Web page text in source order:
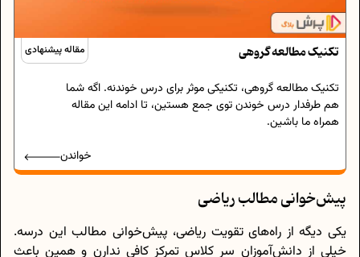
مقاله پیشنهادی تکنیک مطالعه گروهی
تکنیک مطالعه گروهی، تکنیکی موثر برای درس خوندنه. اگه شما
هم طرفدار درس خوندن توی جمع هستین، تا ادامه این مقاله
همراه ما باشین.
خواندن
پیش‌خوانی مطالب ریاضی
یکی دیگه از راه‌های تقویت ریاضی، پیش‌خوانی مطالب این درسه.
خیلی از دانش‌آموزان سر کلاس تمرکز کافی ندارن و همین باعث